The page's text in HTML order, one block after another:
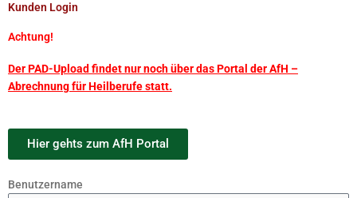
Kunden Login
Achtung!
Der PAD-Upload findet nur noch über das Portal der AfH –
Abrechnung für Heilberufe statt.
Hier gehts zum AfH Portal
Benutzername